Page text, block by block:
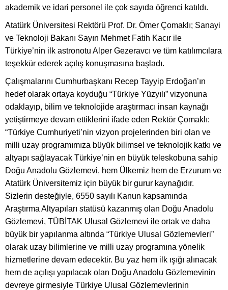
akademik ve idari personel ile çok sayıda öğrenci katıldı.
Atatürk Üniversitesi Rektörü Prof. Dr. Ömer Çomaklı; Sanayi
ve Teknoloji Bakanı Sayın Mehmet Fatih Kacır ile
Türkiye’nin ilk astronotu Alper Gezeravcı ve tüm katılımcılara
teşekkür ederek açılış konuşmasına başladı.
Çalışmalarını Cumhurbaşkanı Recep Tayyip Erdoğan’ın
hedef olarak ortaya koyduğu “Türkiye Yüzyılı” vizyonuna
odaklayıp, bilim ve teknolojide araştırmacı insan kaynağı
yetiştirmeye devam ettiklerini ifade eden Rektör Çomaklı:
“Türkiye Cumhuriyeti’nin vizyon projelerinden biri olan ve
milli uzay programımıza büyük bilimsel ve teknolojik katkı ve
altyapı sağlayacak Türkiye’nin en büyük teleskobuna sahip
Doğu Anadolu Gözlemevi, hem Ülkemiz hem de Erzurum ve
Atatürk Üniversitemiz için büyük bir gurur kaynağıdır.
Sizlerin desteğiyle, 6550 sayılı Kanun kapsamında
Araştırma Altyapıları statüsü kazanmış olan Doğu Anadolu
Gözlemevi, TÜBİTAK Ulusal Gözlemevi ile ortak ve daha
büyük bir yapılanma altında “Türkiye Ulusal Gözlemevleri”
olarak uzay bilimlerine ve milli uzay programına yönelik
hizmetlerine devam edecektir. Bu yaz hem ilk ışığı alınacak
hem de açılışı yapılacak olan Doğu Anadolu Gözlemevinin
devreye girmesiyle Türkiye Ulusal Gözlemevlerinin